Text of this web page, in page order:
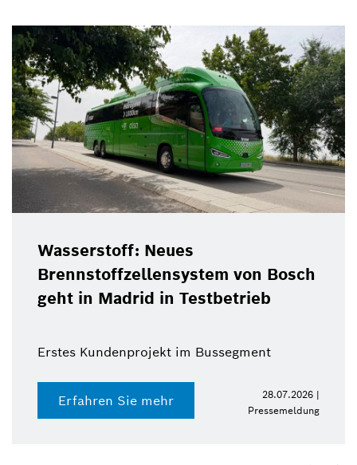
Wasserstoff: Neues
Brennstoffzellensystem von Bosch
geht in Madrid in Testbetrieb
Erstes Kundenprojekt im Bussegment
Erfahren Sie mehr
28.07.2026 |
Pressemeldung